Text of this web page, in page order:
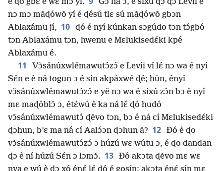
é ɖo gbɛ é wɛ mɔ yí.
Gɔ́ ná ɔ, è sixú ɖɔ ɖɔ Levíi e
nɔ mɔ mǎɖówǒ yí é ɖésú tlɛ sú mǎɖówǒ gbɔn
Ablaxámu jí, 10 ɖó é nyí kúnkan sɔgúdo tɔn tɔ́gbó
tɔn Ablaxámu tɔn, hwenu e Mɛlukisedɛ́ki kpé
Ablaxámu é.
11
Vɔ̌sánúxwlémawutɔ́zɔ́ e Levíi ví lɛ́ nɔ wa é nyí
Sɛ́n e è ná togun ɔ é sín akpáxwé ɖé; hǔn, ényí
vɔ̌sánúxwlémawutɔ́zɔ́ e yě nɔ wa é sixú zɔ́n bɔ è nyí
mɛ maɖóblɔ̌ ɔ, étɛ́wú è ka ná lɛ́ ɖó hudó
vɔ̌sánúxwlémawutɔ́ ɖěvo tɔn, bɔ é ná cí Mɛlukisedɛ́ki
ɖɔhun, b’ɛ ma ná cí Aalɔ́ɔn ɖɔhun ǎ? 12 Ðó è ɖo
vɔ̌sánúxwlémawutɔ́zɔ́ ɔ húzú wɛ wútu ɔ, é ɖo dandan
ɖɔ è ní húzú Sɛ́n ɔ lɔmɔ̌. 13 Ðó akɔta ɖěvo mɛ wɛ